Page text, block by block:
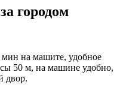
городом
на машите, удобное
50 м, на машине удобно,
двор.